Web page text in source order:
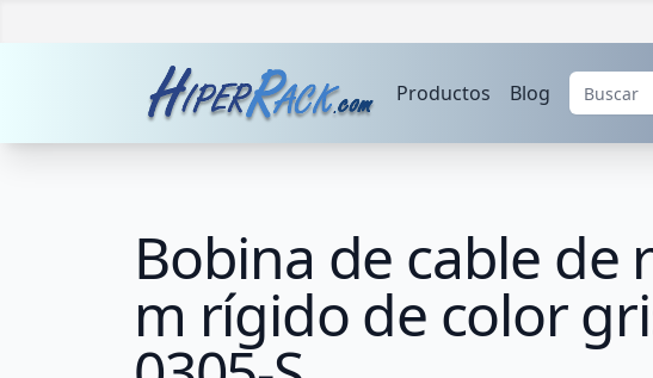
Productos Blog
Bobina de cable de
m rígido de color